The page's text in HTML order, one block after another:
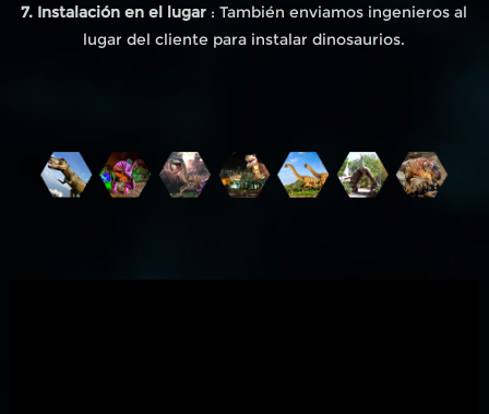
7. Instalación en el lugar : También enviamos ingenieros al
lugar del cliente para instalar dinosaurios.